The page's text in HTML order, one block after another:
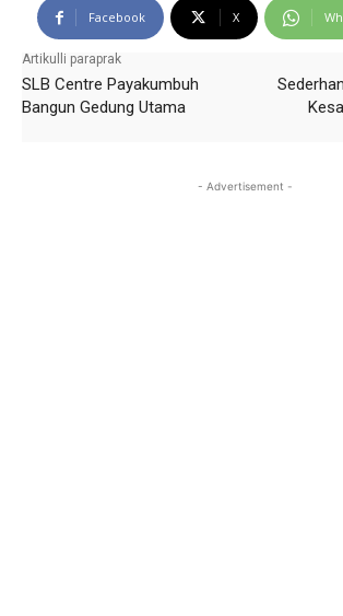
Facebook X
Artikulli paraprak
SLB Centre Payakumbuh
Bangun Gedung Utama
- Advertisement -